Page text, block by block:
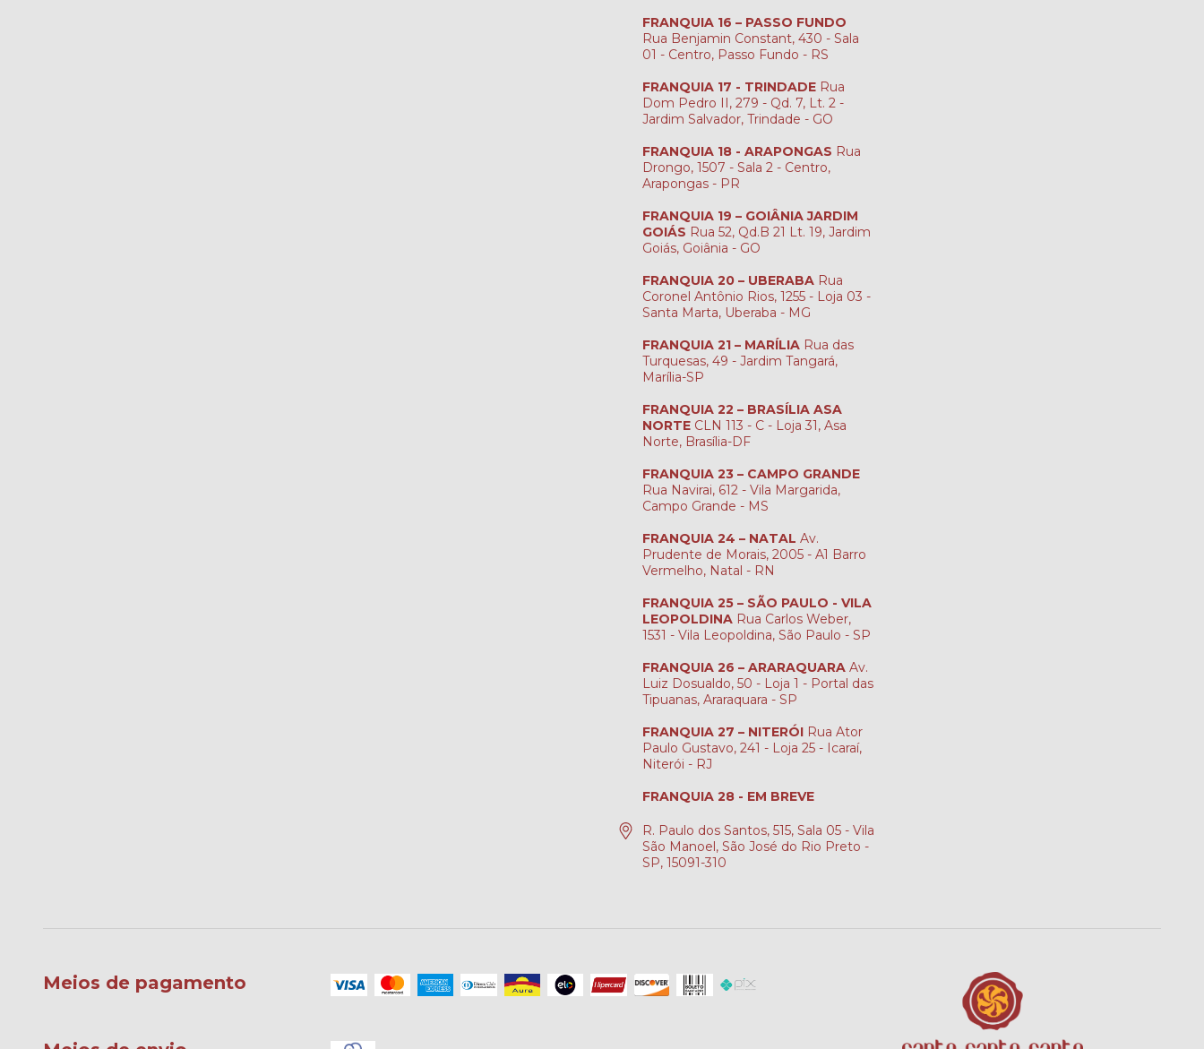
FRANQUIA 16 – PASSO FUNDO
Rua Benjamin Constant, 430 - Sala
01 - Centro, Passo Fundo - RS
FRANQUIA 17 - TRINDADE Rua
Dom Pedro II, 279 - Qd. 7, Lt. 2 -
Jardim Salvador, Trindade - GO
FRANQUIA 18 - ARAPONGAS Rua
Drongo, 1507 - Sala 2 - Centro,
Arapongas - PR
FRANQUIA 19 – GOIÂNIA JARDIM
GOIÁS Rua 52, Qd.B 21 Lt. 19, Jardim
Goiás, Goiânia - GO
FRANQUIA 20 – UBERABA Rua
Coronel Antônio Rios, 1255 - Loja 03 -
Santa Marta, Uberaba - MG
FRANQUIA 21 – MARÍLIA Rua das
Turquesas, 49 - Jardim Tangará,
Marília-SP
FRANQUIA 22 – BRASÍLIA ASA
NORTE CLN 113 - C - Loja 31, Asa
Norte, Brasília-DF
FRANQUIA 23 – CAMPO GRANDE
Rua Navirai, 612 - Vila Margarida,
Campo Grande - MS
FRANQUIA 24 – NATAL Av.
Prudente de Morais, 2005 - A1 Barro
Vermelho, Natal - RN
FRANQUIA 25 – SÃO PAULO - VILA
LEOPOLDINA Rua Carlos Weber,
1531 - Vila Leopoldina, São Paulo - SP
FRANQUIA 26 – ARARAQUARA Av.
Luiz Dosualdo, 50 - Loja 1 - Portal das
Tipuanas, Araraquara - SP
FRANQUIA 27 – NITERÓI Rua Ator
Paulo Gustavo, 241 - Loja 25 - Icaraí,
Niterói - RJ
FRANQUIA 28 - EM BREVE
R. Paulo dos Santos, 515, Sala 05 - Vila
São Manoel, São José do Rio Preto -
SP, 15091-310
Meios de pagamento